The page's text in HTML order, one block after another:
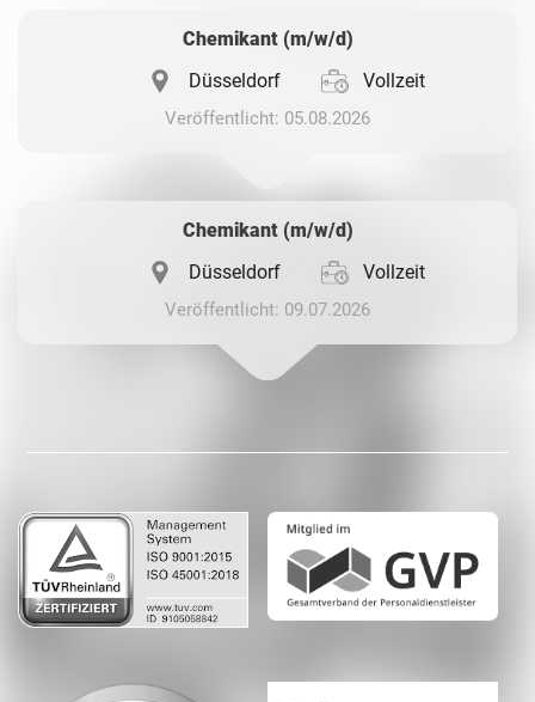
Chemikant (m/w/d)
Düsseldorf
Vollzeit
Veröffentlicht: 05.08.2026
Chemikant (m/w/d)
Düsseldorf
Vollzeit
Veröffentlicht: 09.07.2026